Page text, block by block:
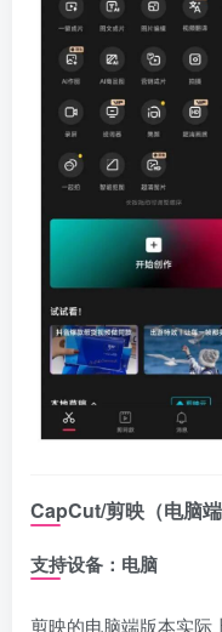
CapCut/剪映（电脑端
支持设备：电脑
剪映的电脑端版本实际